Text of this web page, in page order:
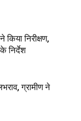
किया निरीक्षण,
निर्देश
ग्रामीण ने